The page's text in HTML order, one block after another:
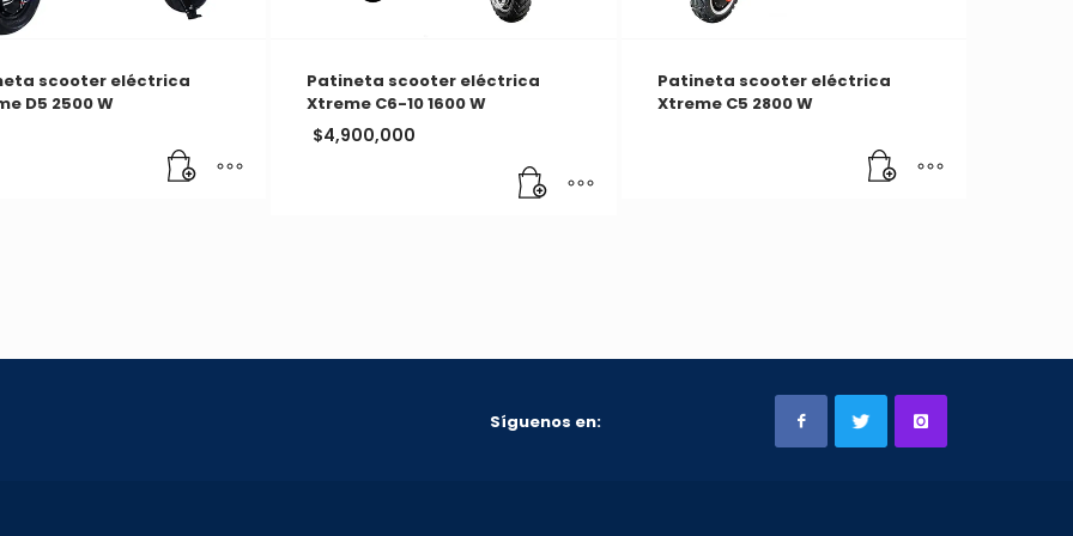
scooter eléctrica
D5 2500 W
Patineta scooter eléctrica
Xtreme C6-10 1600 W
$4,900,000
Patineta scooter eléctrica
Xtreme C5 2800 W
Síguenos en: